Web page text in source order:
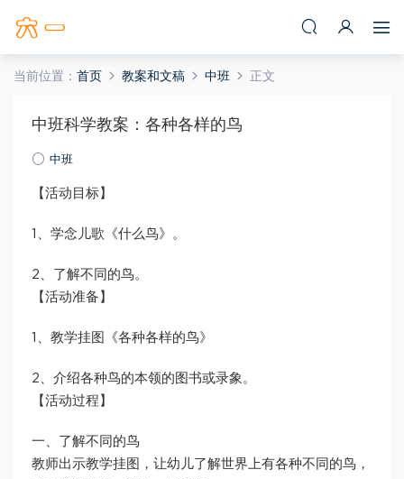
当前位置： 首页 教案和文稿 中班 正文
中班科学教案：各种各样的鸟
中班
【活动目标】
1、学念儿歌《什么鸟》。
2、了解不同的鸟。
【活动准备】
1、教学挂图《各种各样的鸟》
2、介绍各种鸟的本领的图书或录象。
【活动过程】
一、了解不同的鸟
教师出示教学挂图，让幼儿了解世界上有各种不同的鸟，